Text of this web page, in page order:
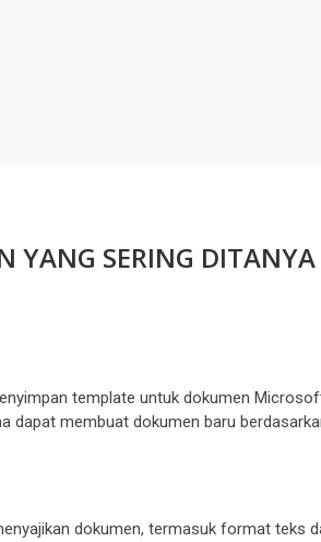
YANG SERING DITANYA
template untuk dokumen
membuat dokumen baru
dokumen, termasuk format teks